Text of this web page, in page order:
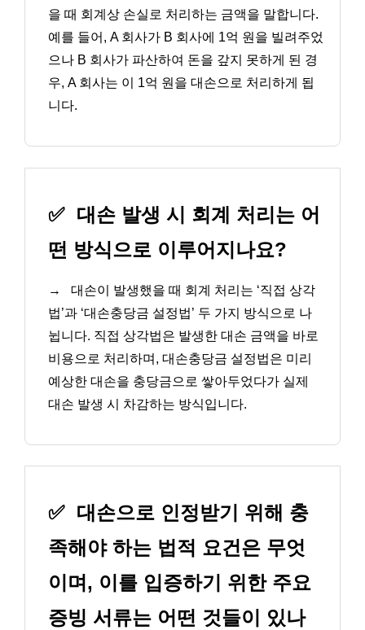
을 때 회계상 손실로 처리하는 금액을 말합니다.
예를 들어, A 회사가 B 회사에 1억 원을 빌려주었
으나 B 회사가 파산하여 돈을 갚지 못하게 된 경
우, A 회사는 이 1억 원을 대손으로 처리하게 됩
니다.
✅ 대손 발생 시 회계 처리는 어
떤 방식으로 이루어지나요?
→
대손이 발생했을 때 회계 처리는 ‘직접 상각
법’과 ‘대손충당금 설정법’ 두 가지 방식으로 나
뉩니다. 직접 상각법은 발생한 대손 금액을 바로
비용으로 처리하며, 대손충당금 설정법은 미리
예상한 대손을 충당금으로 쌓아두었다가 실제
대손 발생 시 차감하는 방식입니다.
✅ 대손으로 인정받기 위해 충
족해야 하는 법적 요건은 무엇
이며, 이를 입증하기 위한 주요
증빙 서류는 어떤 것들이 있나